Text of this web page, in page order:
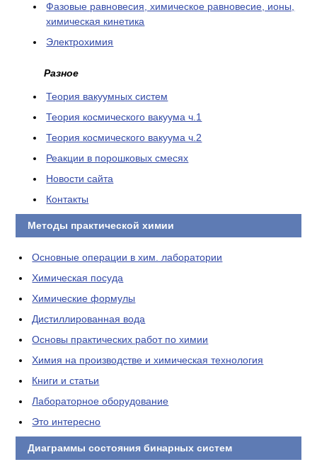
Фазовые равновесия, химическое равновесие, ионы,
химическая кинетика
Электрохимия
Разное
Теория вакуумных систем
Теория космического вакуума ч.1
Теория космического вакуума ч.2
Реакции в порошковых смесях
Новости сайта
Контакты
Методы практической химии
Основные операции в хим. лаборатории
Химическая посуда
Химические формулы
Дистиллированная вода
Основы практических работ по химии
Химия на производстве и химическая технология
Книги и статьи
Лабораторное оборудование
Это интересно
Диаграммы состояния бинарных систем